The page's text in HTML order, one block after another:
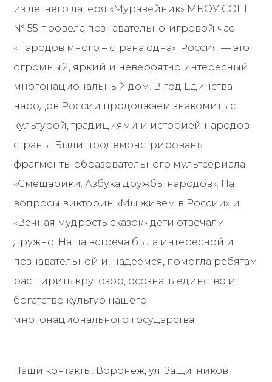
из летнего лагеря «Муравейник» МБОУ СОШ
№ 55 провела познавательно-игровой час
«Народов много – страна одна». Россия — это
огромный, яркий и невероятно интересный
многонациональный дом. В год Единства
народов России продолжаем знакомить с
культурой, традициями и историей народов
страны. Были продемонстрированы
фрагменты образовательного мультсериала
«Смешарики. Азбука дружбы народов». На
вопросы викторин «Мы живем в России» и
«Вечная мудрость сказок» дети отвечали
дружно. Наша встреча была интересной и
познавательной и, надеемся, помогла ребятам
расширить кругозор, осознать единство и
богатство культур нашего
многонационального государства.
Наши контакты: Воронеж, ул. Защитников